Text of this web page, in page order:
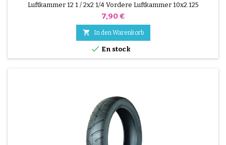
Luftkammer 12 1 / 2x2 1/4 Vordere Luftkammer 10x2.125
Preis
7,90 €
 In den Warenkorb
 En stock